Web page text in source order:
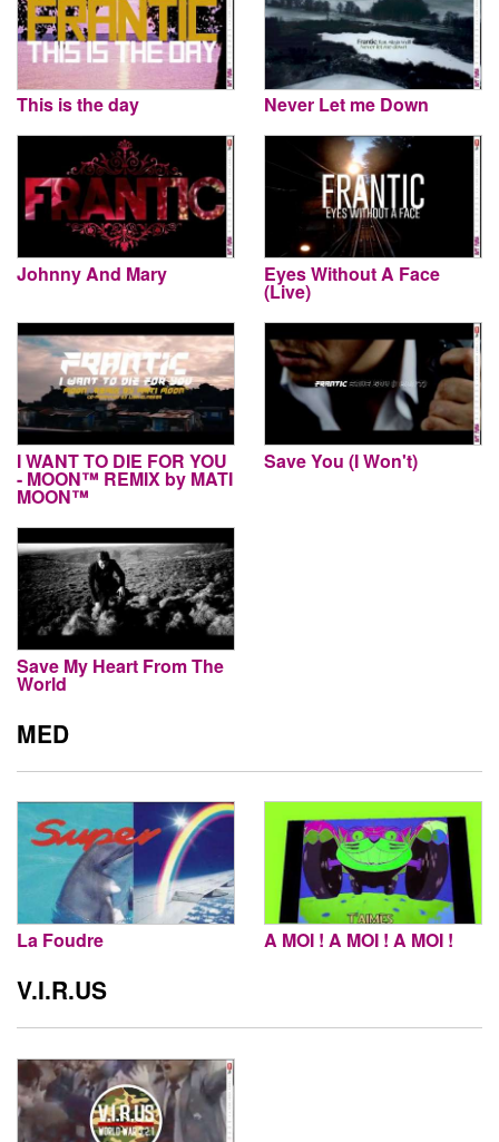
This is the day Never Let me Down
Johnny And Mary Eyes Without A Face
(Live)
I WANT TO DIE FOR YOU
- MOON™ REMIX by MATI
MOON™
Save You (I Won't)
Save My Heart From The
World
MED
La Foudre A MOI ! A MOI ! A MOI !
V.I.R.US